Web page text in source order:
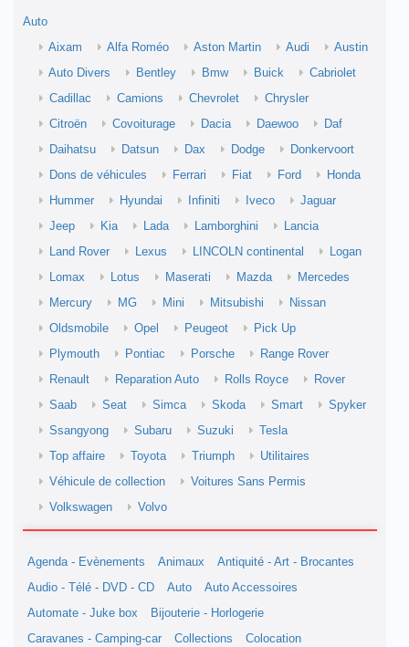
Auto
Aixam
Alfa Roméo Aston Martin Audi
Austin
Auto Divers
Bentley Bmw Buick
Cabriolet
Cadillac
Camions Chevrolet
Chrysler
Citroën
Covoiturage Dacia Daewoo
Daf
Daihatsu
Datsun Dax Dodge
Donkervoort
Dons de véhicules
Ferrari Fiat Ford
Honda
Hummer
Hyundai Infiniti Iveco
Jaguar
Jeep
Kia Lada Lamborghini
Lancia
Land Rover
Lexus LINCOLN continental
Logan
Lomax
Lotus Maserati Mazda
Mercedes
Mercury
MG Mini Mitsubishi
Nissan
Oldsmobile
Opel Peugeot
Pick Up
Plymouth
Pontiac Porsche
Range Rover
Renault
Reparation Auto Rolls Royce
Rover
Saab
Seat Simca Skoda Smart
Spyker
Ssangyong
Subaru Suzuki
Tesla
Top affaire
Toyota Triumph
Utilitaires
Véhicule de collection
Voitures Sans Permis
Volkswagen
Volvo
Agenda - Evènements Animaux
Antiquité - Art - Brocantes
Audio - Télé - DVD - CD
Auto
Auto Accessoires
Automate - Juke box
Bijouterie - Horlogerie
Caravanes - Camping-car
Collections
Colocation